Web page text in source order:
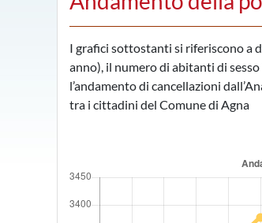
I grafici sottostanti si riferiscono a
anno), il numero di abitanti di
l’andamento di cancellazioni
tra i cittadini del Comune di Agna